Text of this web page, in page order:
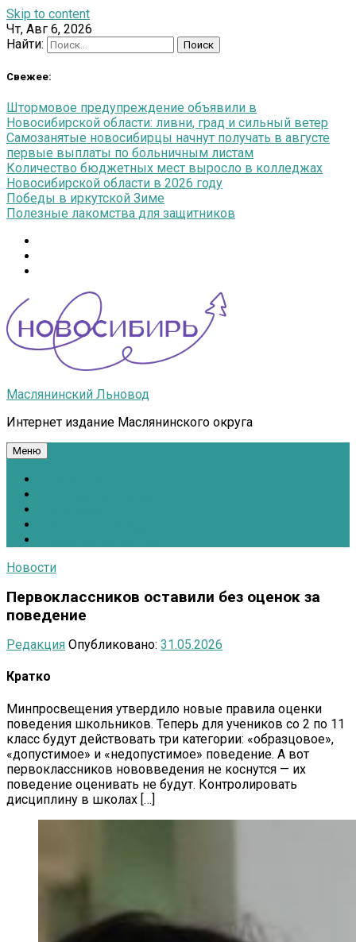
Skip to content
Чт, Авг 6, 2026
Найти:
Свежее:
Штормовое предупреждение объявили в
Новосибирской области: ливни, град и сильный ветер
Самозанятые новосибирцы начнут получать в августе
первые выплаты по больничным листам
Количество бюджетных мест выросло в колледжах
Новосибирской области в 2026 году
Победы в иркутской Зиме
Полезные лакомства для защитников
Маслянинский Льновод
Интернет издание Маслянинского округа
Меню
Новости
Первоклассников оставили без оценок за
поведение
Редакция Опубликовано: 31.05.2026
Кратко
Минпросвещения утвердило новые правила оценки
поведения школьников. Теперь для учеников со 2 по 11
класс будут действовать три категории: «образцовое»,
«допустимое» и «недопустимое» поведение. А вот
первоклассников нововведения не коснутся — их
поведение оценивать не будут. Контролировать
дисциплину в школах […]